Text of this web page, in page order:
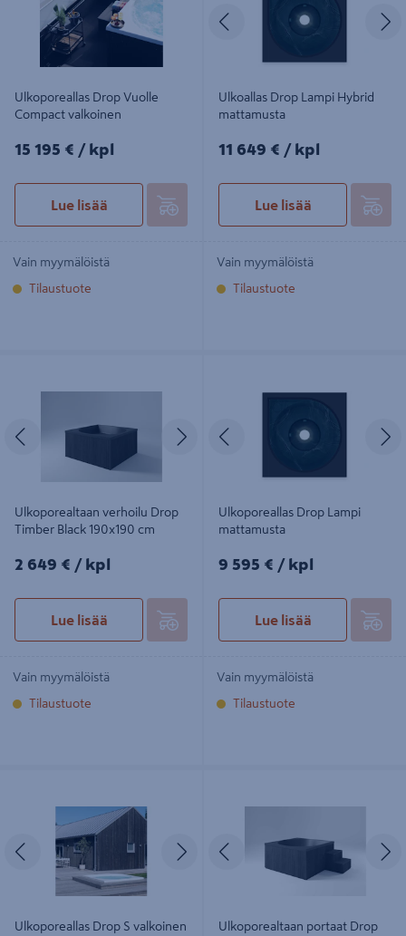
Ulkoporeallas Drop Vuolle
Compact valkoinen
15195€/kpl
15 195 € / kpl
Lue lisää
Vain myymälöistä
Tilaustuote
Ulkoallas Drop Lampi Hybrid
mattamusta
11649€/kpl
11 649 € / kpl
Lue lisää
Vain myymälöistä
Tilaustuote
Edellinen Seuraava
Ulkoporealtaan verhoilu Drop
Timber Black 190x190 cm
2649€/kpl
2 649 € / kpl
Lue lisää
Vain myymälöistä
Tilaustuote
Ulkoporeallas Drop Lampi
mattamusta
9595€/kpl
9 595 € / kpl
Lue lisää
Vain myymälöistä
Tilaustuote
Edellinen Seuraava
Ulkoporeallas Drop S valkoinen
Edellinen
Ulkoporealtaan portaat Drop